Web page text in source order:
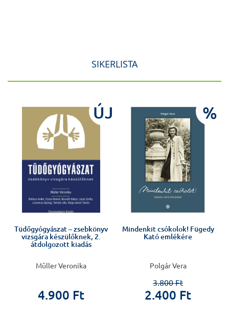
SIKERLISTA
ÚJ
Tüdőgyógyászat – zsebkönyv
vizsgára készülőknek, 2.
átdolgozott kiadás
Müller Veronika
4.900 Ft
%
Mindenkit csókolok! Fügedy
Kató emlékére
Polgár Vera
3.800 Ft
2.400 Ft